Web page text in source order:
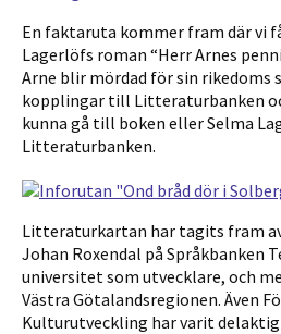
En faktaruta kommer fram där vi
Lagerlöfs roman “Herr Arnes
Arne blir mördad för sin rikedoms
kopplingar till Litteraturbanken
kunna gå till boken eller Selma
Litteraturbanken.
Litteraturkartan har tagits fram
Johan Roxendal på Språkbanken
universitet som utvecklare, och
Västra Götalandsregionen. Även
Kulturutveckling har varit